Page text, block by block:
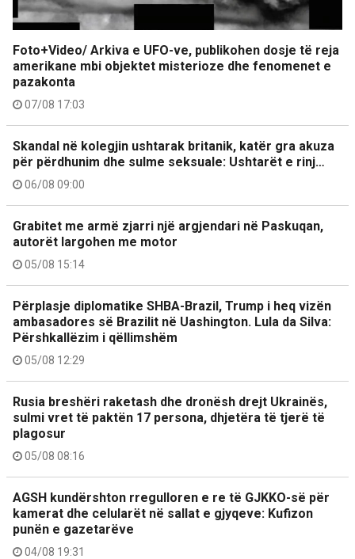
Foto+Video/ Arkiva e UFO-ve, publikohen dosje të reja
amerikane mbi objektet misterioze dhe fenomenet e
pazakonta
07/08 17:03
Skandal në kolegjin ushtarak britanik, katër gra akuza
për përdhunim dhe sulme seksuale: Ushtarët e rinj…
06/08 09:00
Grabitet me armë zjarri një argjendari në Paskuqan,
autorët largohen me motor
05/08 15:14
Përplasje diplomatike SHBA-Brazil, Trump i heq vizën
ambasadores së Brazilit në Uashington. Lula da Silva:
Përshkallëzim i qëllimshëm
05/08 12:29
Rusia breshëri raketash dhe dronësh drejt Ukrainës,
sulmi vret të paktën 17 persona, dhjetëra të tjerë të
plagosur
05/08 08:16
AGSH kundërshton rregulloren e re të GJKKO-së për
kamerat dhe celularët në sallat e gjyqeve: Kufizon
punën e gazetarëve
04/08 19:31